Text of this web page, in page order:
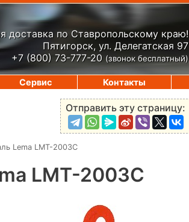
доставка по Ставропольскому краю!
Пятигорск, ул. Делегатская 97
+7 (800) 73-777-20 (звонок бесплатный)
Отправить эту страницу:
Lema LMT-2003C
LMT-2003C
Сервис Контакты